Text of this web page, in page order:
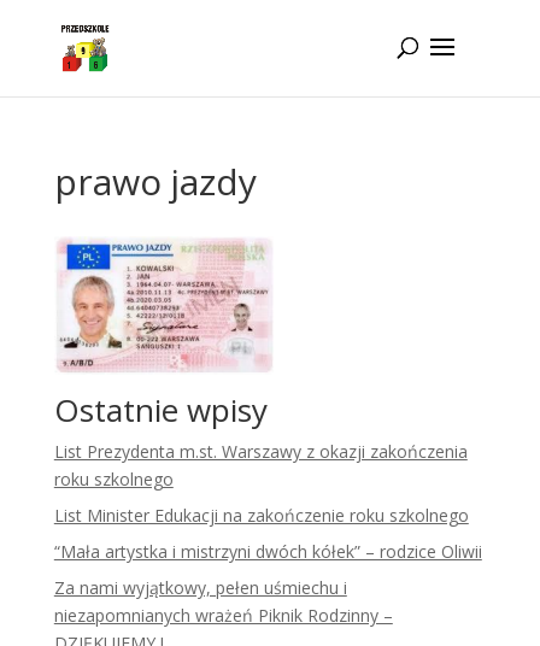
prawo jazdy
Ostatnie wpisy
List Prezydenta m.st. Warszawy z okazji zakończenia
roku szkolnego
List Minister Edukacji na zakończenie roku szkolnego
“Mała artystka i mistrzyni dwóch kółek” – rodzice Oliwii
Za nami wyjątkowy, pełen uśmiechu i
niezapomnianych wrażeń Piknik Rodzinny –